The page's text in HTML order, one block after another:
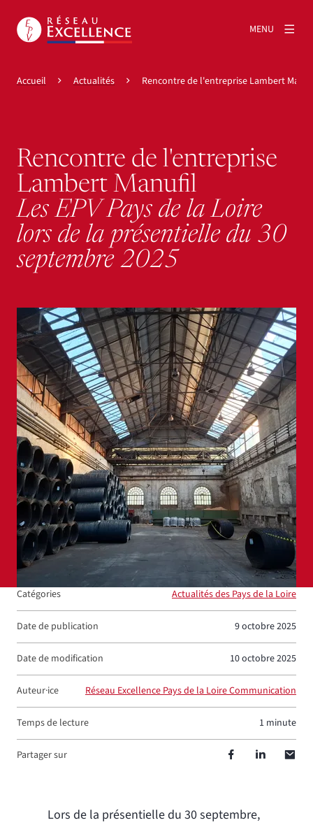
MENU
Accueil Actualités Rencontre de l'entreprise Lambert
Rencontre de l'entreprise
Lambert Manufil
Les EPV Pays de la Loire
lors de la présentielle du 30
septembre 2025
Agrandir
Catégories Actualités des Pays de la Loire
Date de publication 9 octobre 2025
Date de modification 10 octobre 2025
Auteur·ice Réseau Excellence Pays de la Loire Communication
Temps de lecture 1 minute
Partager sur
Lors de la présentielle du 30 septembre,